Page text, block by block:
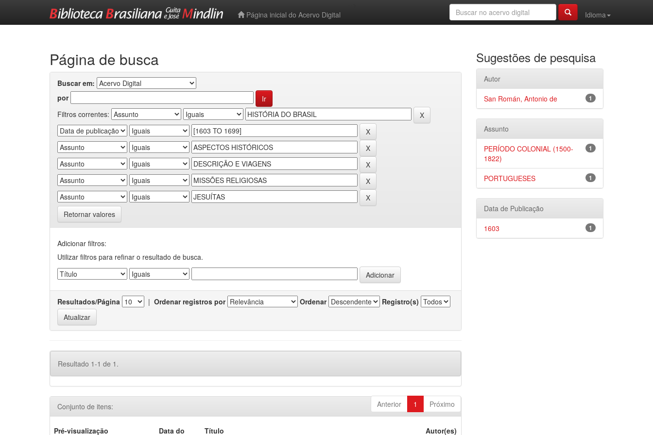
Página inicial do Acervo Digital
Idioma
Página de busca
Buscar em:
por
Filtros correntes:
Retornar valores
Adicionar filtros:
Utilizar filtros para refinar o resultado de busca.
Resultados/Página | Ordenar registros por Ordenar Registro(s)
Resultado 1-1 de 1.
Anterior 1 Próximo
Conjunto de itens:
Pré-visualização
Data do
Título Autor(es)
Sugestões de pesquisa
Autor
1
San Román, Antonio de
Assunto
1
PERÍODO COLONIAL (1500-
1822)
1
PORTUGUESES
Data de Publicação
1
1603